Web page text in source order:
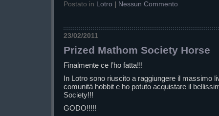
Postato in Lotro Nessun Commento
23/02/2011
Prized Mathom Society Horse
Finalmente ce l’ho fatta!!!
In Lotro sono riuscito a raggiungere il massimo
comunità hobbit e ho potuto acquistare il
Society!!!
GODO!!!!!